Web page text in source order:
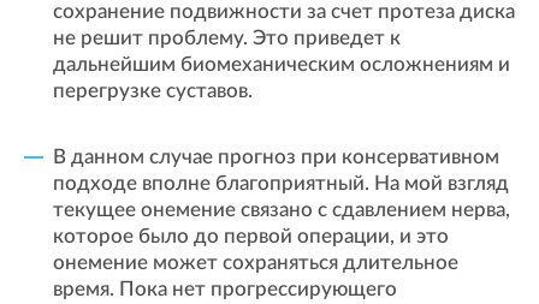
сохранение подвижности за счет протеза диска
не решит проблему. Это приведет к
дальнейшим биомеханическим осложнениям и
перегрузке суставов.
В данном случае прогноз при консервативном
подходе вполне благоприятный. На мой взгляд
текущее онемение связано с сдавлением нерва,
которое было до первой операции, и это
онемение может сохраняться длительное
время. Пока нет прогрессирующего